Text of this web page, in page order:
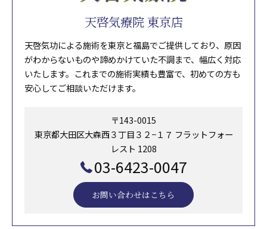
天啓気療院 東京店
天啓気功による施術を東京と福島でご提供しており、原因
がわからないものや諦めかけていた不調まで、幅広く対応
いたします。これまでの施術実績も豊富で、初めての方も
安心してご相談いただけます。
〒143-0015
東京都大田区大森西３丁目３２−１７ フラットフォー
レスト 1208
03-6423-0047
お問い合わせはこちら